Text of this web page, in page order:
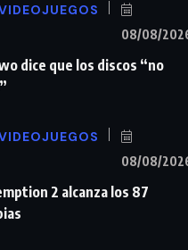
08/08/
dice que los discos “no
08/08/
2 alcanza los 87